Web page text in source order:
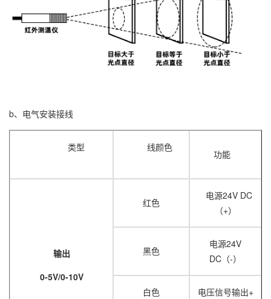
b、电气安装接线
类型 线颜色
功能
输出
0-5V/0-10V
红色
电源24V DC
（+）
黑色
电源24V
DC（-）
白色 电压信号输出+